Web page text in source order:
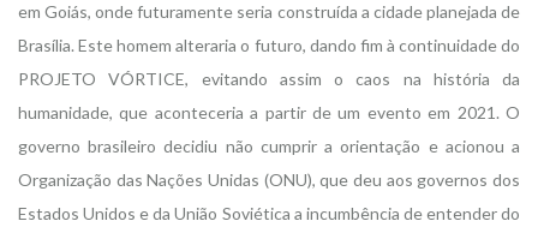
em Goiás, onde futuramente seria construída a cidade planejada de
Brasília. Este homem alteraria o futuro, dando fim à continuidade do
PROJETO VÓRTICE, evitando assim o caos na história da
humanidade, que aconteceria a partir de um evento em 2021. O
governo brasileiro decidiu não cumprir a orientação e acionou a
Organização das Nações Unidas (ONU), que deu aos governos dos
Estados Unidos e da União Soviética a incumbência de entender do